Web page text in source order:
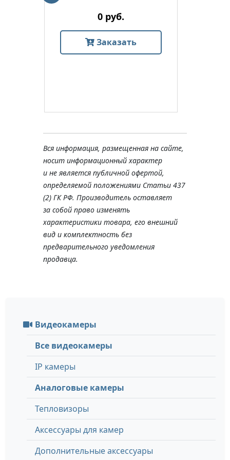
0 руб.
Заказать
Вся информация, размещенная на сайте,
носит информационный характер
и не является публичной офертой,
определяемой положениями Статьи 437
(2) ГК РФ. Производитель оставляет
за собой право изменять
характеристики товара, его внешний
вид и комплектность без
предварительного уведомления
продавца.
Видеокамеры
Все видеокамеры
IP камеры
Аналоговые камеры
Тепловизоры
Аксессуары для камер
Дополнительные аксессуары